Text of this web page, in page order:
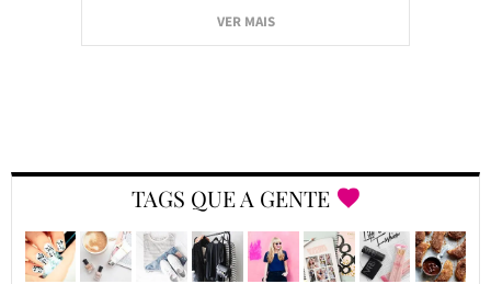
VER MAIS
TAGS QUE A GENTE